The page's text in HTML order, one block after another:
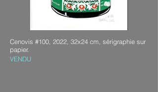
Cenovis #100, 2022, 32x24 cm, sérigraphie sur
papier.
VENDU